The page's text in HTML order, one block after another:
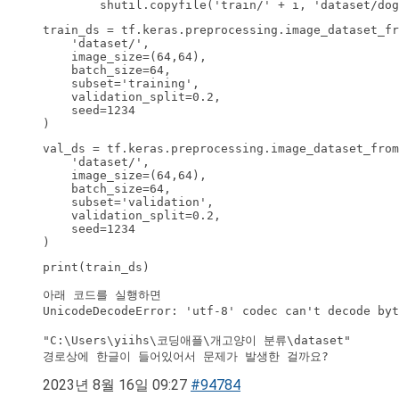
train_ds =
    'dataset/',
    image_size=(64,64),
    batch_size=64,
    subset='training',
    validation_split=0.2,
    seed=1234
)
val_ds =
    'dataset/',
    image_size=(64,64),
    batch_size=64,
    subset='validation',
    validation_split=0.2,
    seed=1234
)
print(train_ds)
아래 코드를 실행하면
UnicodeDecodeError: 'utf-8' codec can't decode
"C:\Users\yiihs\코딩애플\개고양이 분류\dataset"
경로상에 한글이 들어있어서 문제가 발생한 걸까요?
2023년 8월 16일 09:27 #94784